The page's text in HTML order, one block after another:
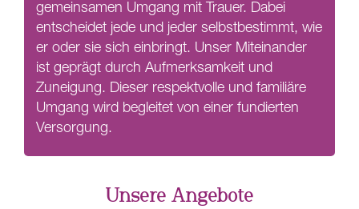
gemeinsamen Umgang mit Trauer. Dabei
entscheidet jede und jeder selbstbestimmt, wie
er oder sie sich einbringt. Unser Miteinander
ist geprägt durch Aufmerksamkeit und
Zuneigung. Dieser respektvolle und familiäre
Umgang wird begleitet von einer fundierten
Versorgung.
Unsere Angebote